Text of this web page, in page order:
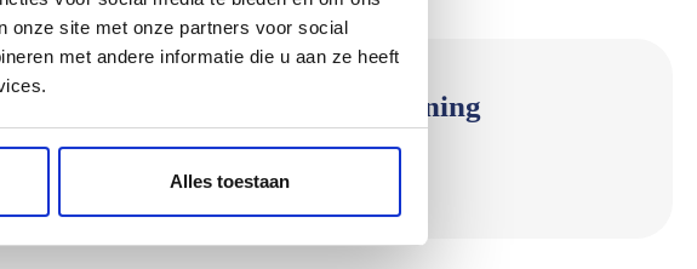
onze site met onze partners voor social
met andere informatie die u aan ze heeft
Alles toestaan
Deel deze woning